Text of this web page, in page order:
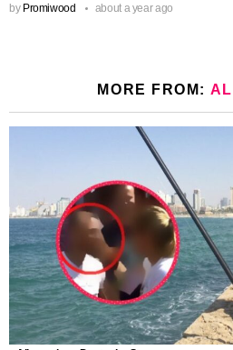
by Promiwood about a year ago
MORE FROM: